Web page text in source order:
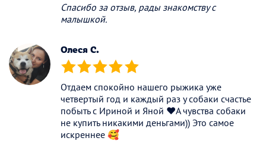
Спасибо за отзыв, рады знакомству с
малышкой.
Олеся С.
(*) (*) (*) (*) (*)
Отдаем спокойно нашего рыжика уже
четвертый год и каждый раз у собаки счастье
побыть с Ириной и Яной ❤️А чувства собаки
не купить никакими деньгами)) Это самое
искреннее 🥰